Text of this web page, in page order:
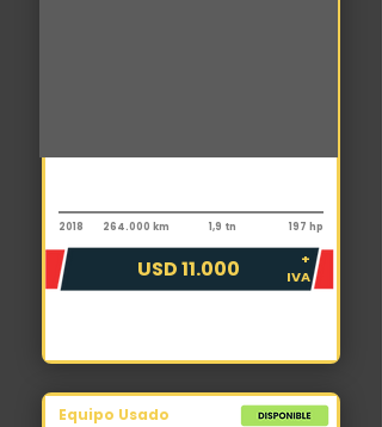
2018 264.000 km 1,9 tn 197 hp
USD 11.000
+
IVA
Equipo Usado